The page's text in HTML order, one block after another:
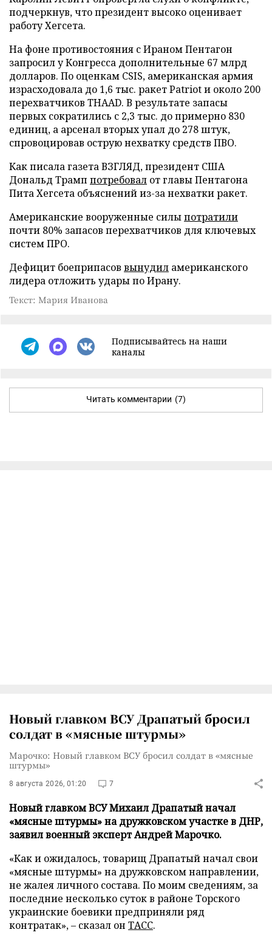
подчеркнув, что президент высоко оценивает
работу Хегсета.
На фоне противостояния с Ираном Пентагон
запросил у Конгресса дополнительные 67 млрд
долларов. По оценкам CSIS, американская армия
израсходовала до 1,6 тыс. ракет Patriot и около 200
перехватчиков THAAD. В результате запасы
первых сократились с 2,3 тыс. до примерно 830
единиц, а арсенал вторых упал до 278 штук,
спровоцировав острую нехватку средств ПВО.
Как писала газета ВЗГЛЯД, президент США
Дональд Трамп потребовал от главы Пентагона
Пита Хегсета объяснений из-за нехватки ракет.
Американские вооруженные силыпотратили
почти 80% запасов перехватчиков для ключевых
систем ПРО.
Дефицит боеприпасов вынудил американского
лидера отложить удары по Ирану.
Текст: Мария Иванова
Подписывайтесь на наши
каналы
Читать комментарии (7)
Новый главком ВСУ Драпатый бросил
солдат в «мясные штурмы»
Марочко: Новый главком ВСУ бросил солдат в «мясные
штурмы»
8 августа 2026, 01:20 7
Новый главком ВСУ Михаил Драпатый начал
«мясные штурмы» на дружковском участке в ДНР,
заявил военный эксперт Андрей Марочко.
«Как и ожидалось, товарищ Драпатый начал свои
«мясные штурмы» на дружковском направлении,
не жалея личного состава. По моим сведениям, за
последние несколько суток в районе Торского
украинские боевики предприняли ряд
контратак», – сказал он ТАСС.